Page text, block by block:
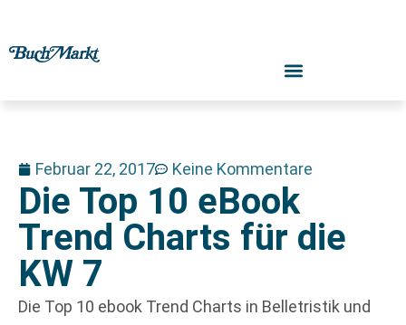
Februar 22, 2017 Keine Kommentare
Die Top 10 eBook
Trend Charts für die
KW 7
Die Top 10 ebook Trend Charts in Belletristik und